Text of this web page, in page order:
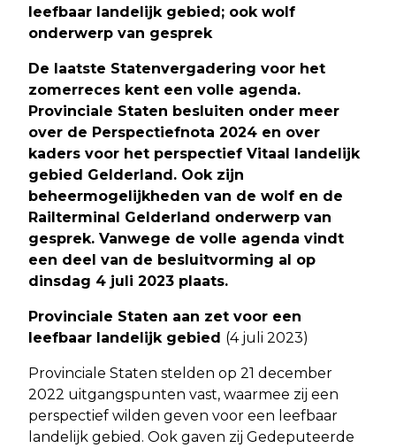
leefbaar landelijk gebied; ook wolf
onderwerp van gesprek
De laatste Statenvergadering voor het
zomerreces kent een volle agenda.
Provinciale Staten besluiten onder meer
over de Perspectiefnota 2024 en over
kaders voor het perspectief Vitaal landelijk
gebied Gelderland. Ook zijn
beheermogelijkheden van de wolf en de
Railterminal Gelderland onderwerp van
gesprek. Vanwege de volle agenda vindt
een deel van de besluitvorming al op
dinsdag 4 juli 2023 plaats.
Provinciale Staten aan zet voor een
leefbaar landelijk gebied (4 juli 2023)
Provinciale Staten stelden op 21 december
2022 uitgangspunten vast, waarmee zij een
perspectief wilden geven voor een leefbaar
landelijk gebied. Ook gaven zij Gedeputeerde